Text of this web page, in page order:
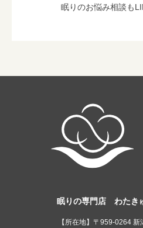
眠りのお悩み相談も
眠りの専門店 わたき
【所在地】〒959-0264